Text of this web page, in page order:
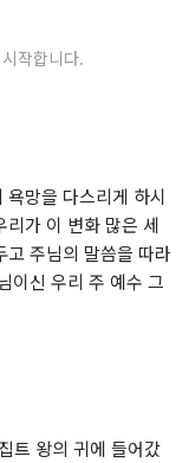
작합니다.
망을 다스리게 하시
리가 이 변화 많은 세
고 주님의 말씀을 따라
이신 우리 주 예수 그
트 왕의 귀에 들어갔